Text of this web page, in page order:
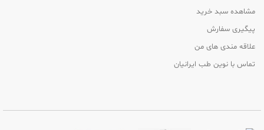
مشاهده سبد خرید
پیگیری سفارش
علاقه مندی های من
تماس با نوین طب ایرانیان